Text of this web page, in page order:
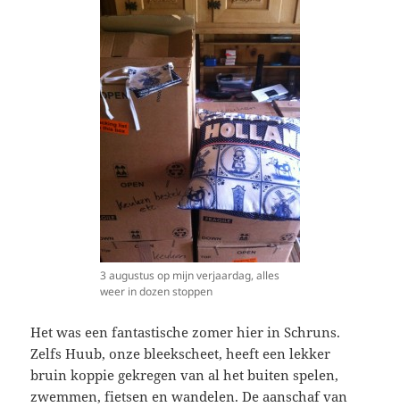
3 augustus op mijn verjaardag, alles
weer in dozen stoppen
Het was een fantastische zomer hier in Schruns.
Zelfs Huub, onze bleekscheet, heeft een lekker
bruin koppie gekregen van al het buiten spelen,
zwemmen, fietsen en wandelen. De aanschaf van